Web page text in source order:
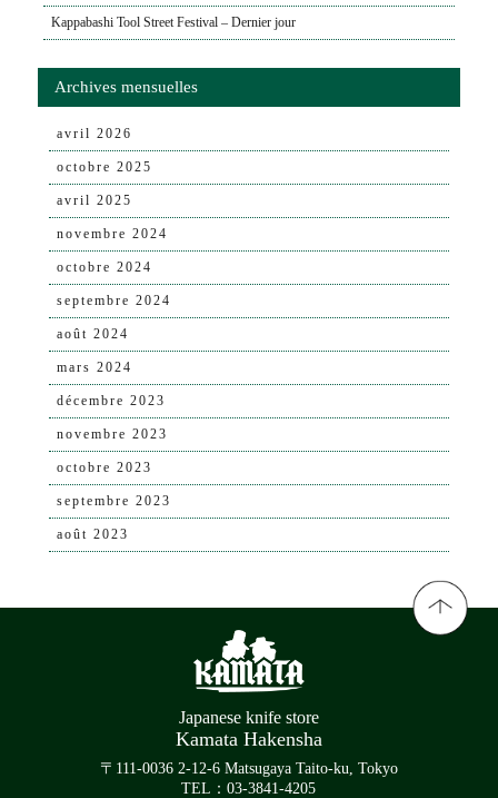
Kappabashi Tool Street Festival – Dernier jour
Archives mensuelles
avril 2026
octobre 2025
avril 2025
novembre 2024
octobre 2024
septembre 2024
août 2024
mars 2024
décembre 2023
novembre 2023
octobre 2023
septembre 2023
août 2023
Japanese knife store
Kamata Hakensha
〒111-0036 2-12-6 Matsugaya Taito-ku, Tokyo
TEL：03-3841-4205